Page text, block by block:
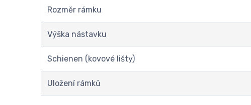
Rozměr rámku
Výška nástavku
Schienen (kovové lišty)
Uložení rámků